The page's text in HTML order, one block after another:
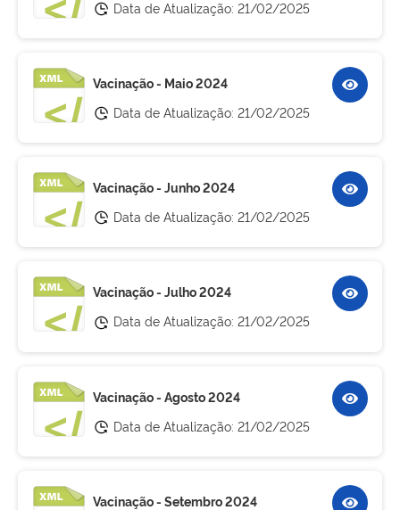
Data de Atualização: 21/02/2025
Vacinação - Maio 2024
Data de Atualização: 21/02/2025
Vacinação - Junho 2024
Data de Atualização: 21/02/2025
Vacinação - Julho 2024
Data de Atualização: 21/02/2025
Vacinação - Agosto 2024
Data de Atualização: 21/02/2025
Vacinação - Setembro 2024